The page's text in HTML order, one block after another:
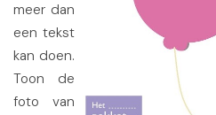
meer dan
een tekst
kan doen.
Toon de
foto van